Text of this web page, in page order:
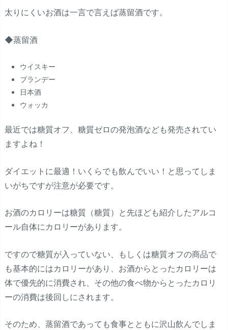
太りにくいお酒は一言で言えば蒸留酒です。
◆蒸留酒
ウイスキー
ブランデー
日本酒
ウォッカ
最近では糖質オフ、糖質ゼロの発泡酒なども発売されてい
ますよね！
ダイエットに最適！いくらでも飲んでいい！と思ってしま
いがちですが注意が必要です。
お酒のカロリーは糖質（糖質）と先ほども紹介したアルコ
ール自体にカロリーがあります。
ですので糖質が入っていない、もしくは糖質オフの商品で
も基本的にはカロリーがあり、お酒からとったカロリーは
体で優先的に消費され、その他の食べ物からとったカロリ
ーの消費は後回しにされます。
そのため、蒸留酒であっても食事とともに沢山飲んでしま